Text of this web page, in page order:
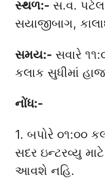
સ્થળ:- સ.વ. પટેલ
સયાજીબાગ,
સમય:- સવારે
કલાક સુધીમાં
નોંધ:-
1. બપોરે ૦૧:૦૦
સદર ઇન્ટરવ્યુ
આવશે નહિ.